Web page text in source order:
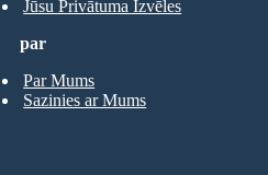
par
Par Mums
Sazinies ar Mums
Jūsu Privātuma Izvēles